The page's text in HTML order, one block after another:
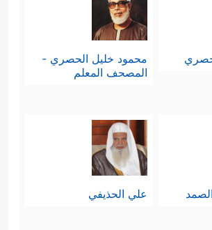
محمود خليل الحصري -
المصحف المعلم
علي الحذيفي